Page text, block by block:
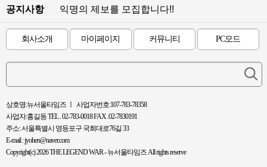
공지사항 익명의 제보를 모집합니다!!
회사소개 마이페이지 커뮤니티 PC모드
상호명:뉴서울타임즈 ㅣ 사업자번호:107-783-78358
사업자:홍길동 TEL . 02-783-0018 FAX .02-7830191
주소: 서울특별시 영등포구 국회대로76길 33
E-mail : jyohen@naver.com
Copyright(c) 2026 THE LEGEND WAR - 뉴서울타임즈 All rights reserve